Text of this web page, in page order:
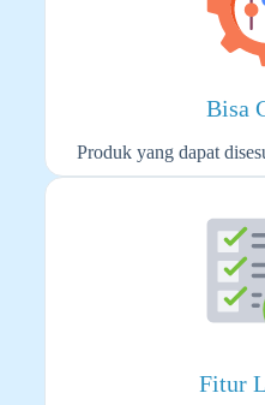
Bisa
Produk yang dapat
Fitur